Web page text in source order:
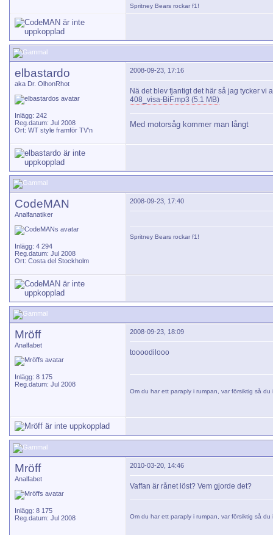
Spritney Bears rockar f1!
elbastardo
aka Dr. OlhonRhot
Inlägg: 242
Reg.datum: Jul 2008
Ort: WT style framför TV'n
2008-09-23, 17:16
Nä det blev fjantigt det här så jag tycker vi
408_visa-BiF.mp3 (5.1 MB)
Med motorsåg kommer man långt
CodeMAN
Analfanatiker
Inlägg: 4 294
Reg.datum: Jul 2008
Ort: Costa del Stockholm
2008-09-23, 17:40
Spritney Bears rockar f1!
Mröff
Analfabet
Inlägg: 8 175
Reg.datum: Jul 2008
2008-09-23, 18:09
toooodilooo
Om du har ett paraply i rumpan, var försiktig så
Mröff
Analfabet
Inlägg: 8 175
Reg.datum: Jul 2008
2010-03-20, 14:46
Vaffan är rånet löst? Vem gjorde det?
Om du har ett paraply i rumpan, var försiktig så